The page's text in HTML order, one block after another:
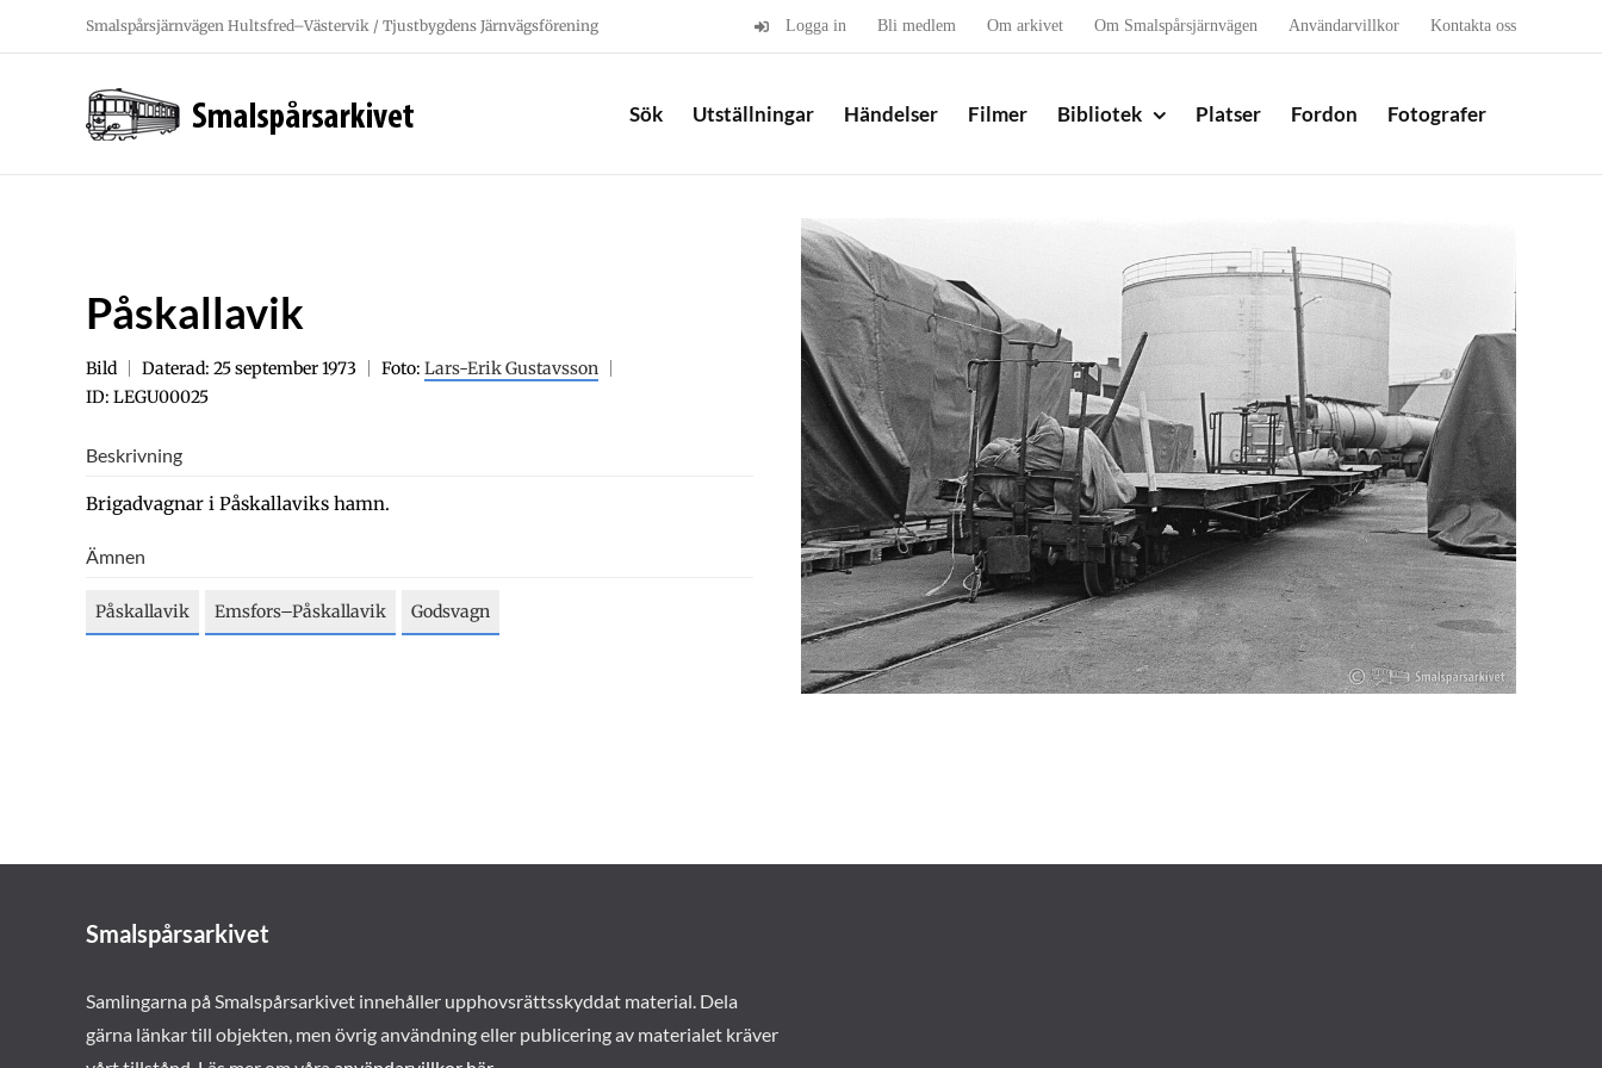
Smalspårsjärnvägen Hultsfred–Västervik / Tjustbygdens Järnvägsförening Logga in Bli medlem Om arkivet Om Smalspårsjärnvägen Användarvillkor Kontakta oss
Sök Utställningar Händelser Filmer Bibliotek Platser Fordon Fotografer
Påskallavik
Bild Daterad: 25 september 1973 Foto: Lars-Erik Gustavsson
ID: LEGU00025
Beskrivning
Brigadvagnar i Påskallaviks hamn.
Ämnen
Påskallavik Emsfors–Påskallavik Godsvagn
Smalspårsarkivet
Samlingarna på Smalspårsarkivet innehåller upphovsrättsskyddat material. Dela
gärna länkar till objekten, men övrig användning eller publicering av materialet kräver